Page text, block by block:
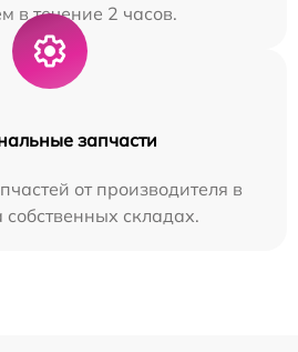
в течение 2 часов.
запчасти
от производителя в
складах.